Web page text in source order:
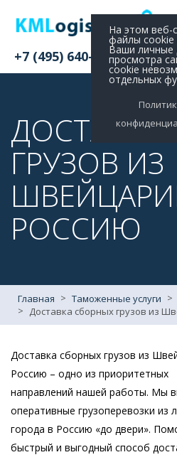
+7 (495) 640-11-48
ДОСТАВКА
ГРУЗОВ ИЗ
РОССИЮ
Главная > Таможенные услуги >
> Доставка сборных грузов из
Доставка сборных грузов из
Россию – одно из приоритетных
направлений нашей работы. Мы
оперативные грузоперевозки из
города в Россию «до двери».
быстрый и выгодный способ
На этом веб-
файлы cookie
Ваши личные
просмотра
cookie
отдельных